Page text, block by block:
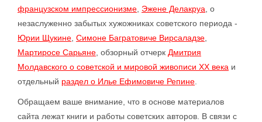
французском импрессионизме Эжене Делакруа , о
незаслуженно забытых хужожниках советского периода -
Юрии Щукине Симоне Багратовиче Вирсаладзе
Мартиросе Сарьяне , обзорный отчерк Дмитрия
Молдавского о советской и мировой живописи XX века и
отдельный раздел о Илье Ефимовиче Репине
Обращаем ваше внимание, что в основе материалов
сайта лежат книги и работы советских авторов. В связи с